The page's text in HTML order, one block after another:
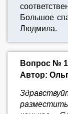
Большое
Людмила.
Вопрос №
Автор: